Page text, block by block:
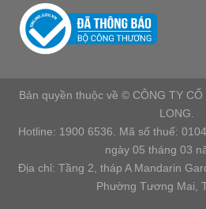
Bản quyền thuộc về © CÔNG TY
LONG.
Hotline: 1900 6536. Mã số thuế:
ngày 05 tháng 03
Địa chỉ: Tầng 2, tháp A Mandarin
Phường Tương Mai,